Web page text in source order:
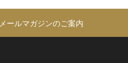
メールマガジンのご案内